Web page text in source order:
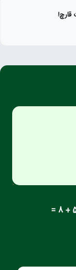
قارچ!
5